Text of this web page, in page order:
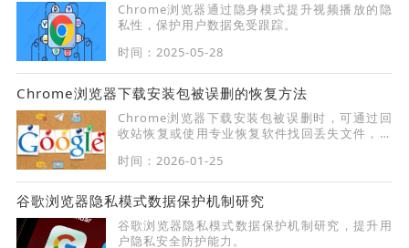
Chrome浏览器通过隐身模式提升视频播放的隐
私性，保护用户数据免受跟踪。
时间：2025-05-28
Chrome浏览器下载安装包被误删的恢复方法
Chrome浏览器下载安装包被误删时，可通过回
收站恢复或使用专业恢复软件找回丢失文件，避
时间：2026-01-25
谷歌浏览器隐私模式数据保护机制研究
谷歌浏览器隐私模式数据保护机制研究，提升用
户隐私安全防护能力。